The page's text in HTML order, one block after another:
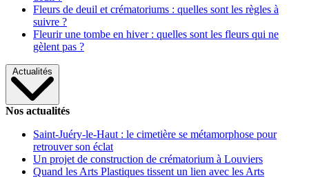
Fleurs de deuil et crématoriums : quelles sont les règles à
suivre ?
Fleurir une tombe en hiver : quelles sont les fleurs qui ne
gèlent pas ?
Actualités
Nos actualités
Saint-Juéry-le-Haut : le cimetière se métamorphose pour
retrouver son éclat
Un projet de construction de crématorium à Louviers
Quand les Arts Plastiques tissent un lien avec les Arts